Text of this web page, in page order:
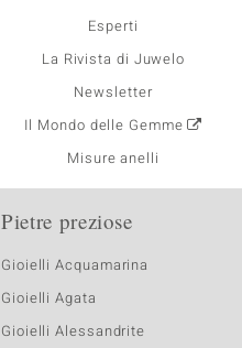
Esperti
La Rivista di Juwelo
Newsletter
Il Mondo delle Gemme
Misure anelli
Pietre preziose
Gioielli Acquamarina
Gioielli Agata
Gioielli Alessandrite